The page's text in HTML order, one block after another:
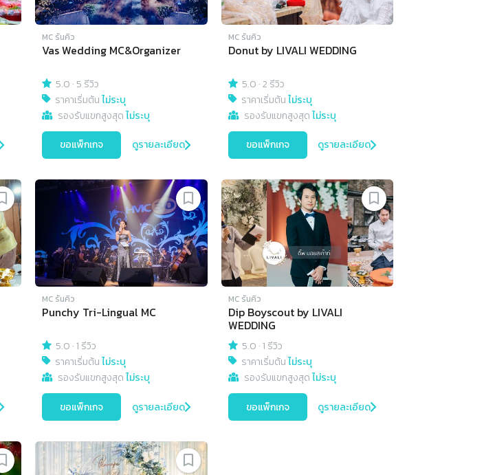
MC รันคิว
Vas Wedding MC&Organizer
5.0 · 5 รีวิว
ราคาเริ่มต้นไม่ระบุ
รองรับแขกสูงสุดไม่ระบุ
ขอแพ็กเกจ ดูรายละเอียด
MC รันคิว
Donut by LIVALI WEDDING
5.0 ·2 รีวิว
ราคาเริ่มต้นไม่ระบุ
รองรับแขกสูงสุดไม่ระบุ
ขอแพ็กเกจ ดูรายละเอียด
MC รันคิว
Punchy Tri-Lingual MC
5.0 ·1 รีวิว
ราคาเริ่มต้นไม่ระบุ
รองรับแขกสูงสุดไม่ระบุ
ขอแพ็กเกจ ดูรายละเอียด
MC รันคิว
Dip Boyscout by LIVALI
WEDDING
5.0 ·1 รีวิว
ราคาเริ่มต้นไม่ระบุ
รองรับแขกสูงสุดไม่ระบุ
ขอแพ็กเกจ ดูรายละเอียด